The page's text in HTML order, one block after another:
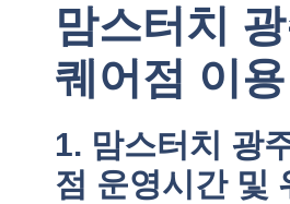
맘스터치
퀘어점 이
1. 맘스터치 광
점 운영시간 및